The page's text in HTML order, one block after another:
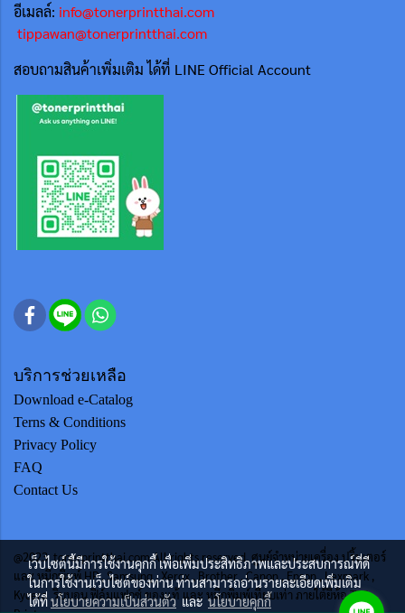
อีเมลล์: info@tonerprintthai.com
tippawan@tonerprintthai.com
สอบถามสินค้าเพิ่มเติม ได้ที่ LINE Official Account
บริการช่วยเหลือ
Download e-Catalog
Terns & Conditions
Privacy Policy
FAQ
Contact Us
@2023 tonerprintthai.com All rights reserved. ศูนย์จำหน่ายเครื่อง ปริ้นเตอร์
และ หมึกพิมพ์ HP , Samsung , Xerox , Brother , Canon , Epson , Lexmark ,
Kycera ริบบอน ฟิล์มแฟกซ์ ของแท้ และ หมึกพิมพ์เทียบเท่า ภายใต้ยี่ห้อ TTS
เว็บไซต์นี้มีการใช้งานคุกกี้ เพื่อเพิ่มประสิทธิภาพและประสบการณ์ที่ดี
ในการใช้งานเว็บไซต์ของท่าน ท่านสามารถอ่านรายละเอียดเพิ่มเติม
ได้ที่นโยบายความเป็นส่วนตัวและ นโยบายคุกกี้